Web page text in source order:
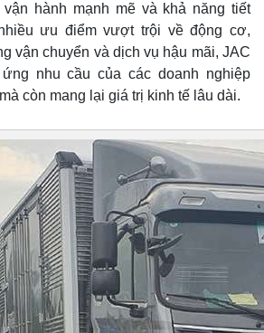
hành mạnh mẽ và khả năng tiết
ưu điểm vượt trội về động cơ,
vận chuyển và dịch vụ hậu mãi, JAC
nhu cầu của các doanh nghiệp
còn mang lại giá trị kinh tế lâu dài.